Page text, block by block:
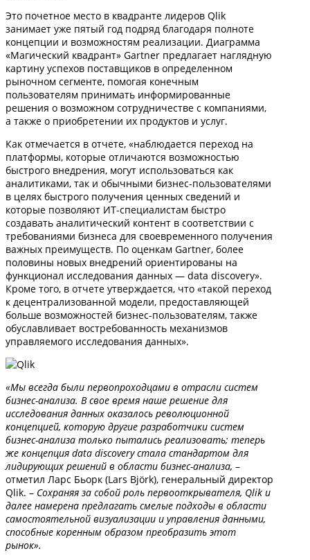
Это почетное место в квадранте лидеров Qlik
занимает уже пятый год подряд благодаря полноте
концепции и возможностям реализации. Диаграмма
«Магический квадрант» Gartner предлагает наглядную
картину успехов поставщиков в определенном
рыночном сегменте, помогая конечным
пользователям принимать информированные
решения о возможном сотрудничестве с компаниями,
а также о приобретении их продуктов и услуг.
Как отмечается в отчете, «наблюдается переход на
платформы, которые отличаются возможностью
быстрого внедрения, могут использоваться как
аналитиками, так и обычными бизнес-пользователями
в целях быстрого получения ценных сведений и
которые позволяют ИТ-специалистам быстро
создавать аналитический контент в соответствии с
требованиями бизнеса для своевременного получения
важных преимуществ. По оценкам Gartner, более
половины новых внедрений ориентированы на
функционал исследования данных — data discovery».
Кроме того, в отчете утверждается, что «такой переход
к децентрализованной модели, предоставляющей
больше возможностей бизнес-пользователям, также
обуславливает востребованность механизмов
управляемого исследования данных».
«Мы всегда были первопроходцами в отрасли систем
бизнес-анализа. В свое время наше решение для
исследования данных оказалось революционной
концепцией, которую другие разработчики систем
бизнес-анализа только пытались реализовать; теперь
же концепция data discovery стала стандартом для
лидирующих решений в области бизнес-анализа, –
отметил Ларс Бьорк (Lars Björk), генеральный директор
Qlik. – Сохраняя за собой роль первооткрывателя, Qlik и
далее намерена предлагать смелые подходы в области
самостоятельной визуализации и управления данными,
способные коренным образом преобразить этот
рынок».